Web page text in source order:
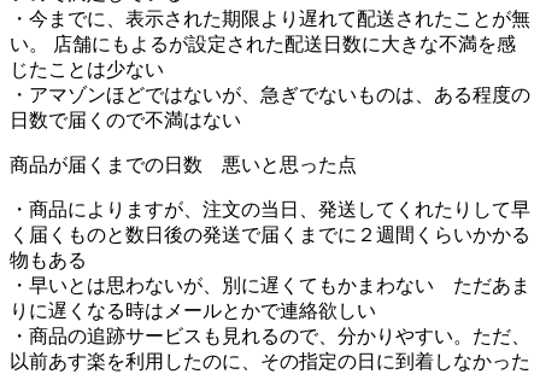
・今までに、表示された期限より遅れて配送されたことが無
い。 店舗にもよるが設定された配送日数に大きな不満を感
じたことは少ない
・アマゾンほどではないが、急ぎでないものは、ある程度の
日数で届くので不満はない
商品が届くまでの日数 悪いと思った点
・商品によりますが、注文の当日、発送してくれたりして早
く届くものと数日後の発送で届くまでに２週間くらいかかる
物もある
・早いとは思わないが、別に遅くてもかまわない ただあま
りに遅くなる時はメールとかで連絡欲しい
・商品の追跡サービスも見れるので、分かりやすい。ただ、
以前あす楽を利用したのに、その指定の日に到着しなかった